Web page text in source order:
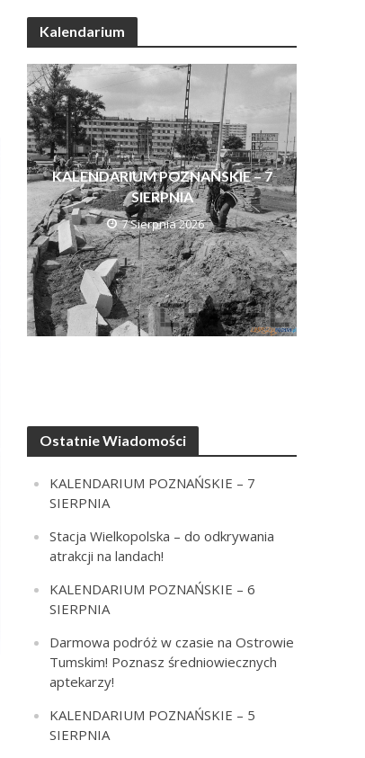
Kalendarium
KALENDARIUM POZNAŃSKIE – 7
SIERPNIA
7 Sierpnia 2026
Ostatnie Wiadomości
KALENDARIUM POZNAŃSKIE – 7
SIERPNIA
Stacja Wielkopolska – do odkrywania
atrakcji na landach!
KALENDARIUM POZNAŃSKIE – 6
SIERPNIA
Darmowa podróż w czasie na Ostrowie
Tumskim! Poznasz średniowiecznych
aptekarzy!
KALENDARIUM POZNAŃSKIE – 5
SIERPNIA